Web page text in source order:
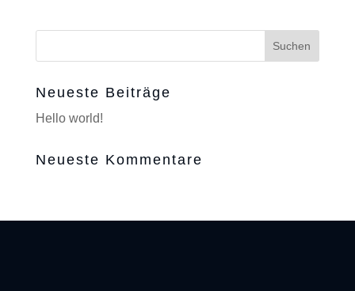
Neueste Beiträge
Hello world!
Neueste Kommentare